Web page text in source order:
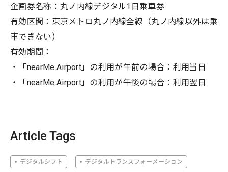
企画券名称：丸ノ内線デジタル1日乗車券
有効区間：東京メトロ丸ノ内線全線（丸ノ内線以外は乗
車できない）
有効期間：
・「nearMe.Airport」の利用が午前の場合：利用当日
・「nearMe.Airport」の利用が午後の場合：利用翌日
Article Tags
デジタルシフト デジタルトランスフォーメーション